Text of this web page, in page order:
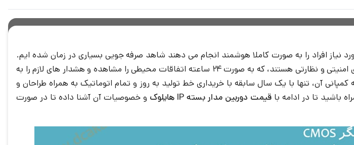
نیاز افراد را به صورت کاملا هوشمند انجام می دهند شاهد صرفه جویی بسیاری در زمان شده ایم.
یکی از سامانه هایی که در این برهه زمانی از اهمیت بسیاری برخوردار شده است سیستم های امنیتی و نظارتی هستند، که به صورت 24 ساعته اتفاقات محیطی را مشاهده و هشدار های لازم را به
آن، تنها با یک سال سابقه با خریداری خط تولید به روز و تمام اتوماتیک به همراه طراحان و
تا در ادامه با قیمت دوربین مدار بسته IP هایلوک
و خصوصیات آن آشنا داده تا در صورت